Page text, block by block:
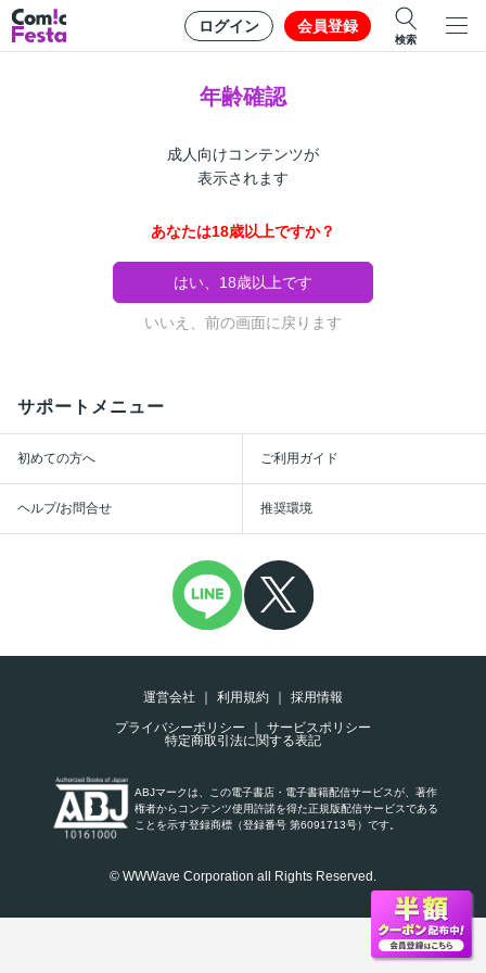
ログイン 会員登録
検索
年齢確認
成人向けコンテンツが
表示されます
あなたは18歳以上ですか？
はい、18歳以上です
いいえ、前の画面に戻ります
サポートメニュー
初めての方へ ご利用ガイド
ヘルプ/お問合せ 推奨環境
運営会社 利用規約
採用情報
プライバシーポリシー
サービスポリシー
特定商取引法に関する表記
ABJマークは、この電子書店・電子書籍配信サービスが、著作
権者からコンテンツ使用許諾を得た正規版配信サービスである
ことを示す登録商標（登録番号 第6091713号）です。
© WWWave Corporation all Rights Reserved.